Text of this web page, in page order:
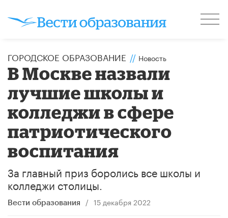
ГОРОДСКОЕ ОБРАЗОВАНИЕ // Новость
В Москве назвали
лучшие школы и
колледжи в сфере
патриотического
воспитания
За главный приз боролись все школы и
колледжи столицы.
Вести образования / 15 декабря 2022